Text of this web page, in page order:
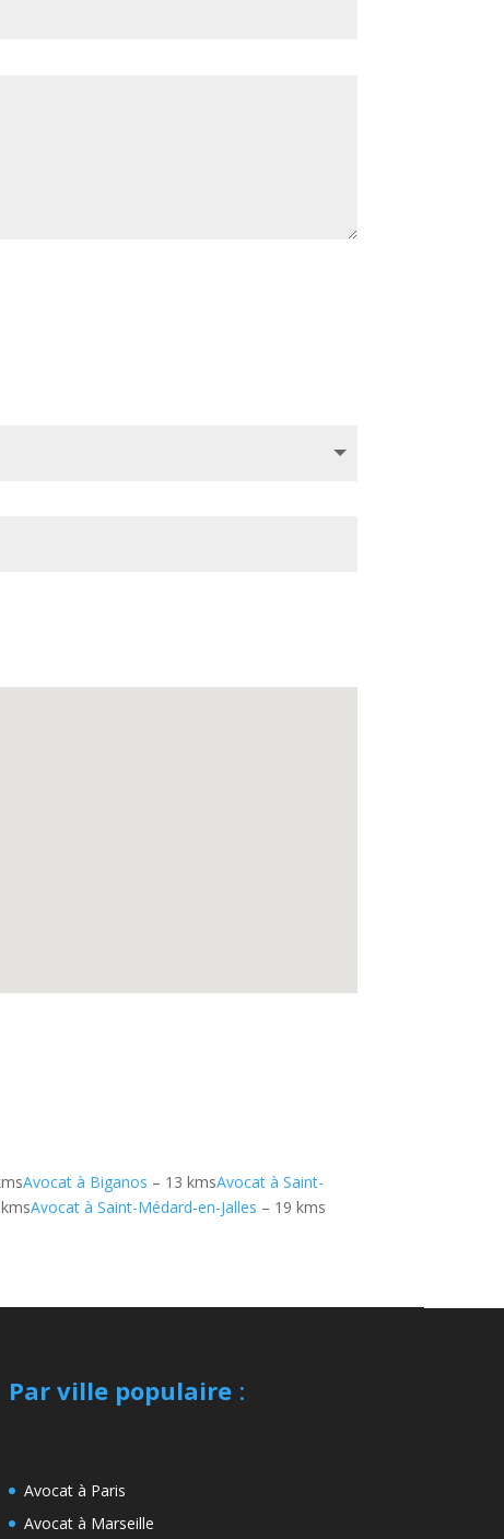
Avocat à Biganos – 13 kmsAvocat à Saint-
Avocat à Saint-Médard-en-Jalles – 19 kms
Par ville populaire:
Avocat à Paris
Avocat à Marseille